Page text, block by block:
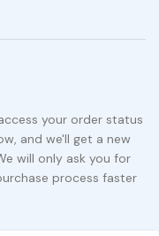
your order status
and we'll get a new
will only ask you for
process faster